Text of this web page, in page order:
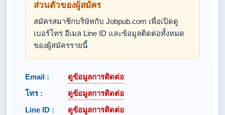
ส่วนตัวของผู้สมัคร
สมัครสมาชิกบริษัทกับ Jobpub.com เพื่อเปิดดู
เบอร์โทร อีเมล Line ID และข้อมูลติดต่อทั้งหมด
ของผู้สมัครรายนี้
Email :
ดูข้อมูลการติดต่อ
โทร :
ดูข้อมูลการติดต่อ
Line ID :
ดูข้อมูลการติดต่อ